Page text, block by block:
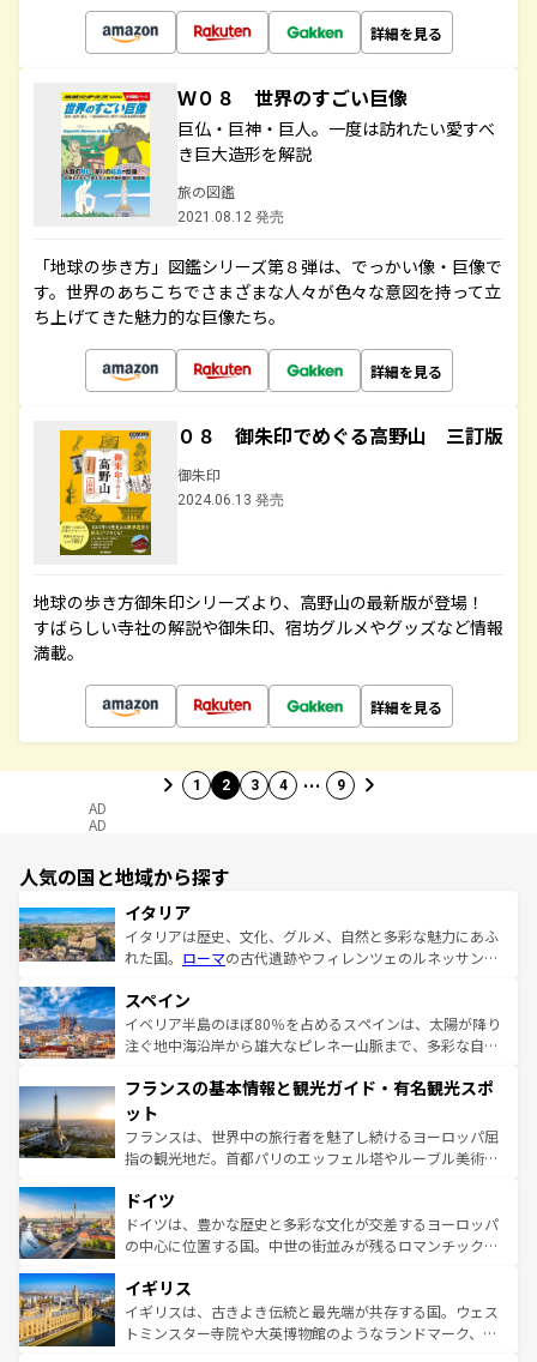
詳細を見る
Ｗ０８ 世界のすごい巨像
巨仏・巨神・巨人。一度は訪れたい愛すべ
き巨大造形を解説
旅の図鑑
2021.08.12 発売
「地球の歩き方」図鑑シリーズ第８弾は、でっかい像・巨像で
す。世界のあちこちでさまざまな人々が色々な意図を持って立
ち上げてきた魅力的な巨像たち。
詳細を見る
０８ 御朱印でめぐる高野山 三訂版
御朱印
2024.06.13 発売
地球の歩き方御朱印シリーズより、高野山の最新版が登場！
すばらしい寺社の解説や御朱印、宿坊グルメやグッズなど情報
満載。
詳細を見る
1 2 3 4 … 9
AD
AD
人気の国と地域から探す
イタリア
イタリアは歴史、文化、グルメ、自然と多彩な魅力にあふ
れた国。 ローマの古代遺跡やフィレンツェのルネッサンス
ろん、トスカーナの美しい田園風景やアマルフィ海岸の絶
景など、自然景観も見逃せない。観光の合間には、本場の
ピザやパスタなど、絶品のイタリア料理を堪能することも
ませてくれるイタリアで、忘れられない旅をしてみよう！
なお、新着のイタリア情報は
しい。
スペイン
イベリア半島のほぼ80％を占めるスペインは、太陽が降り
注ぐ地中海沿岸から雄大なピレネー山脈まで、多彩な自然
文化が根付くこの国では、情熱的なフラメンコ、熱気あふ
れる闘牛、そして美味しいタパスが生活の一部となってい
る。首都マドリードの洗練された雰囲気や、バルセロナの
アートに溢れた街角から、地方では古代ローマ遺跡や中世
せる。地方によって風土や気候が異なるスペインはその個
性で訪れる人を魅了する。 なお、新着のスペイン情報は コ
ンテンツ一覧を参照してほしい。
フランスの基本情報と観光ガイド・有名観光スポ
ット
フランスは、世界中の旅行者を魅了し続けるヨーロッパ屈
指の観光地だ。首都パリのエッフェル塔やルーブル美術館
で、幅広い魅力が詰まっている。華麗な宮殿、歴史的な大
聖堂、美しいビーチ、そして豊かな自然が、訪れる者を心
から魅了する。また、フランスは美食の国としても知ら
いる。シャンパンの発祥地であるランス、プロヴァンスの
香り高いラベンダー畑など、多彩な楽しみ方が可能だ。さ
らに、パリ以外の地域にも魅力が溢れており、どの街角に
ドイツ
ドイツは、豊かな歴史と多彩な文化が交差するヨーロッパ
の中心に位置する国。中世の街並みが残るロマンチック街
顔を持つこの国は、どこを歩いても飽きることがない。ベ
ルリンの文化的活気、バイエルン州のアルプスの絶景、そ
してライン川沿いのワイン畑といった風景は必見。ビール
イギリス
イギリスは、古きよき伝統と最先端が共存する国。ウェス
トミンスター寺院や大英博物館のようなランドマーク、歴